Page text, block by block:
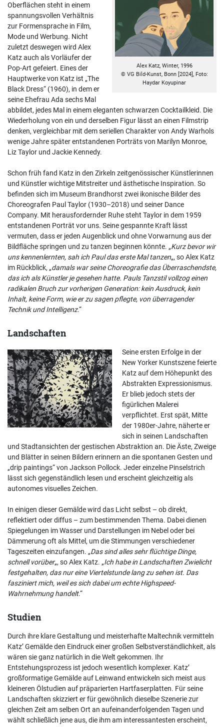
Alex Katz, Winter, 1996
© VG Bild-Kunst, Bonn [2024], Foto:
Haydar Koyupinar
Oberflächen steht in einem
spannungsvollen Verhältnis
zur Formensprache in Film,
Mode und Werbung. Nicht
zuletzt deswegen wird Alex
Katz auch als Vorläufer der
Pop-Art gefeiert. Eines der
Hauptwerke von Katz ist „The
Black Dress“ (1960), in dem er
seine Ehefrau Ada sechs Mal
abbildet, jedes Mal in einem eleganten schwarzen Cocktailkleid. Die
Wiederholung von ein und derselben Figur lässt an einen Filmstrip
denken, vergleichbar mit dem seriellen Charakter von Andy Warhols
wenige Jahre später entstandenen Porträts von Marilyn Monroe,
Liz Taylor und Jackie Kennedy.
Schon früh fand Katz in den Zirkeln zeitgenössischer Künstlerinnen
und Künstler wichtige Mitstreiter und ästhetische Inspiration. So
befinden sich im Museum Brandhorst zwei ikonische Bilder des
Choreografen Paul Taylor (1930–2018) und seiner Dance
Company. Mit herausfordernder Ruhe steht Taylor in dem 1959
entstandenen Porträt vor uns. Seine gespannte Kraft lässt
vermuten, dass er jeden Augenblick und ohne Vorwarnung aus der
Bildfläche springen und zu tanzen beginnen könnte. „Kurz bevor wir
uns kennenlernten, sah ich Paul das erste Mal tanzen„, so Alex Katz
im Rückblick, „damals war seine Choreografie das Überraschendste,
das ich als Künstler je gesehen hatte. Pauls Tanzstil vollzog einen
radikalen Bruch zur vorherigen Generation: kein Ausdruck, kein
Inhalt, keine Form, wie er zu sagen pflegte, von überragender
Technik und Intelligenz.“
Landschaften
Seine ersten Erfolge in der
New Yorker Kunstszene feierte
Katz auf dem Höhepunkt des
Abstrakten Expressionismus.
Er blieb jedoch stets der
figürlichen Malerei
verpflichtet. Erst spät, Mitte
der 1980er-Jahre, näherte er
sich in seinen Landschaften
und Stadtansichten der gestischen Abstraktion an. Die Äste, Zweige
und Blätter in seinen Bildern erinnern an die spontanen Gesten und
„drip paintings“ von Jackson Pollock. Jeder einzelne Pinselstrich
lässt sich gegenständlich lesen und erscheint gleichzeitig als
autonomes visuelles Zeichen.
In einigen dieser Gemälde wird das Licht selbst – ob direkt,
reflektiert oder diffus – zum bestimmenden Thema. Dabei dienen
Spiegelungen im Wasser und Darstellungen im Nebel oder bei
Dämmerung oft als Mittel, um die Stimmungen verschiedener
Tageszeiten einzufangen. „Das sind alles sehr flüchtige Dinge,
schnell vorüber„, so Alex Katz. „Ich habe in Landschaften Zwielicht
festgehalten, das nur eine Viertelstunde lang zu sehen ist. Das
fasziniert mich, weil es sich dabei um echte Highspeed-
Wahrnehmung handelt.“
Studien
Durch ihre klare Gestaltung und meisterhafte Maltechnik vermitteln
Katz’ Gemälde den Eindruck einer großen Selbstverständlichkeit, als
wären sie ganz natürlich in die Welt gekommen. Ihr
Entstehungsprozess ist jedoch wesentlich komplexer. Katz’
großformatige Gemälde auf Leinwand entwickeln sich meist aus
kleineren Ölstudien auf präparierten Hartfaserplatten. Für seine
Landschaften skizziert er für gewöhnlich dieselbe Szenerie zur
gleichen Zeit am selben Ort an aufeinanderfolgenden Tagen und
wählt schließlich jene aus, die ihm am interessantesten erscheint,